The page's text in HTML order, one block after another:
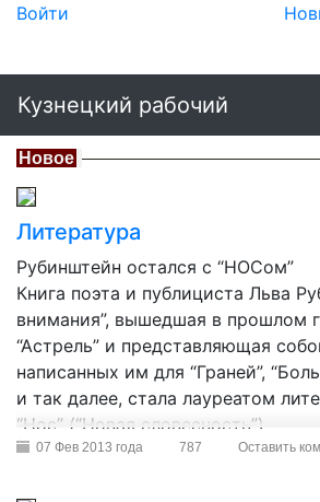
Войти
Кузнецкий рабочий
Новое
Литература
Рубинштейн остался с “НОСом”
Книга поэта и публициста Льва
внимания”, вышедшая в прошлом
“Астрель” и представляющая
написанных им для “Граней”,
и так далее, стала лауреатом
“Нос” (“Новая словесность”).
07 Фев 2013 года 787 Оставить